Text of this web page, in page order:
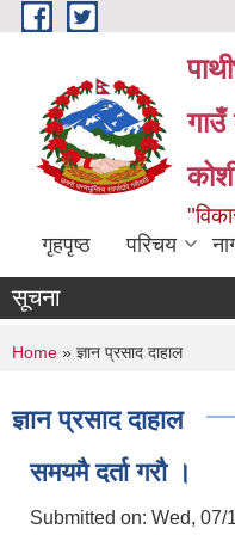
Skip to main content
गाउँ
गृहपृष्ठ परिचय
सूचना
You are here
Home » ज्ञान प्रसाद दाहाल
ज्ञान प्रसाद दाहाल
समयमै दर्ता गरौ ।
Submitted on: Wed, 07/